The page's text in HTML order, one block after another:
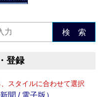
検 索
登録
スタイルに合わせて選択
聞 / 電子版）